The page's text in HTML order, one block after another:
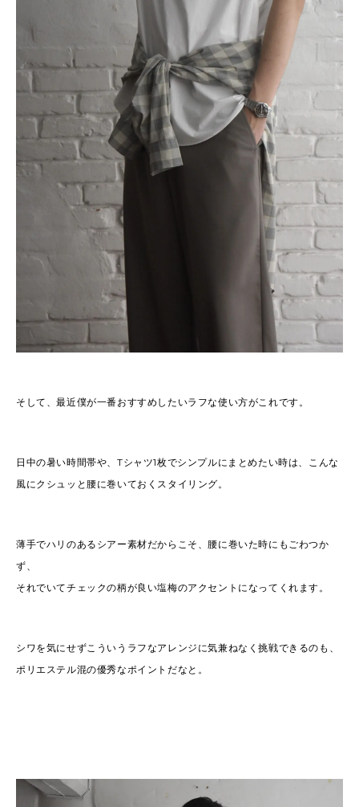
そして、最近僕が一番おすすめしたいラフな使い方がこれです。
日中の暑い時間帯や、Tシャツ1枚でシンプルにまとめたい時は、こんな
風にクシュッと腰に巻いておくスタイリング。
薄手でハリのあるシアー素材だからこそ、腰に巻いた時にもごわつか
ず、
それでいてチェックの柄が良い塩梅のアクセントになってくれます。
シワを気にせずこういうラフなアレンジに気兼ねなく挑戦できるのも、
ポリエステル混の優秀なポイントだなと。